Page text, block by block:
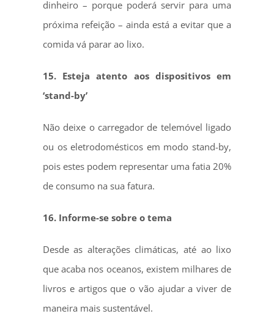
dinheiro – porque poderá servir para uma
próxima refeição – ainda está a evitar que a
comida vá parar ao lixo.
15. Esteja atento aos dispositivos em
‘stand-by’
Não deixe o carregador de telemóvel ligado
ou os eletrodomésticos em modo stand-by,
pois estes podem representar uma fatia 20%
de consumo na sua fatura.
16. Informe-se sobre o tema
Desde as alterações climáticas, até ao lixo
que acaba nos oceanos, existem milhares de
livros e artigos que o vão ajudar a viver de
maneira mais sustentável.